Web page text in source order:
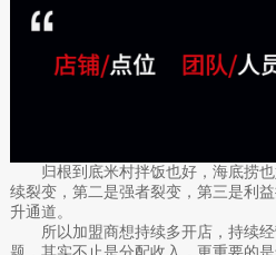
归根到底米村拌饭也好，海底捞也
续裂变，第二是强者裂变，第三是利
升通道。
所以加盟商想持续多开店，持续经